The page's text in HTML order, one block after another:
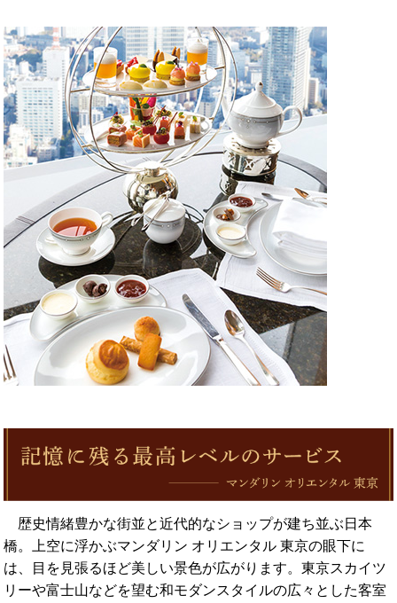
歴史情緒豊かな街並と近代的なショップが建ち並ぶ日本
橋。上空に浮かぶマンダリン オリエンタル 東京の眼下に
は、目を見張るほど美しい景色が広がります。東京スカイツ
リーや富士山などを望む和モダンスタイルの広々とした客室